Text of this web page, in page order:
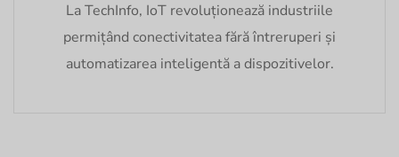
La TechInfo, IoT revoluționează industriile
permițând conectivitatea fără întreruperi și
automatizarea inteligentă a dispozitivelor.